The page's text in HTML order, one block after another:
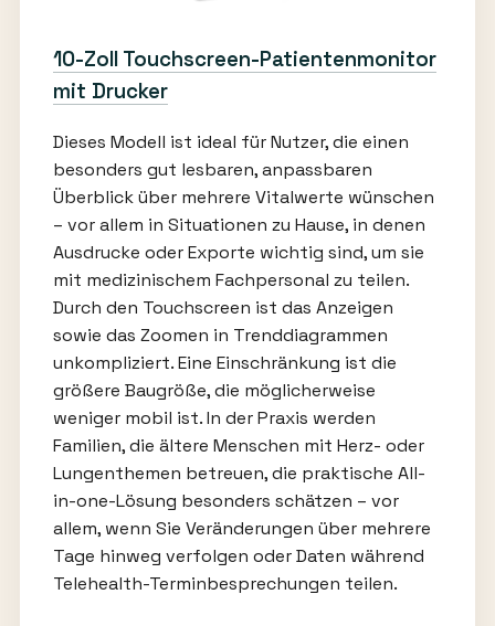
10-Zoll Touchscreen-Patientenmonitor
mit Drucker
Dieses Modell ist ideal für Nutzer, die einen
besonders gut lesbaren, anpassbaren
Überblick über mehrere Vitalwerte wünschen
– vor allem in Situationen zu Hause, in denen
Ausdrucke oder Exporte wichtig sind, um sie
mit medizinischem Fachpersonal zu teilen.
Durch den Touchscreen ist das Anzeigen
sowie das Zoomen in Trenddiagrammen
unkompliziert. Eine Einschränkung ist die
größere Baugröße, die möglicherweise
weniger mobil ist. In der Praxis werden
Familien, die ältere Menschen mit Herz- oder
Lungenthemen betreuen, die praktische All-
in-one-Lösung besonders schätzen – vor
allem, wenn Sie Veränderungen über mehrere
Tage hinweg verfolgen oder Daten während
Telehealth-Terminbesprechungen teilen.